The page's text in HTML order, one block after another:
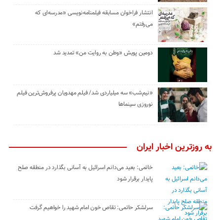
انتشار فراخوان مسابقه فیلمنامه‌نویسی «مدرسه‌ای که
می‌رفتم»
دومین پویش «وطن به روایت من» تمدید شد
«نیم‌شب» سه میلیاردی شد/ فیلم مهدویان پرفروش‌ترین فیلم
نوروزی سینماها
به روزترین اخبار ایران
خاتمی: بعید می‌دانم اسرائیل به آسانی بگذارد در منطقه صلح
پایدار برقرار شود
سرلشکر حاتمی: تقاص خون امام شهید را خواهیم گرفت